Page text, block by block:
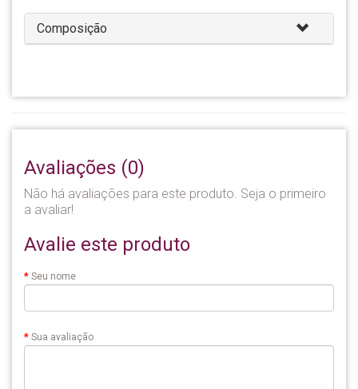
Composição
Avaliações (0)
Não há avaliações para este produto. Seja o primeiro
a avaliar!
Avalie este produto
Seu nome
Sua avaliação